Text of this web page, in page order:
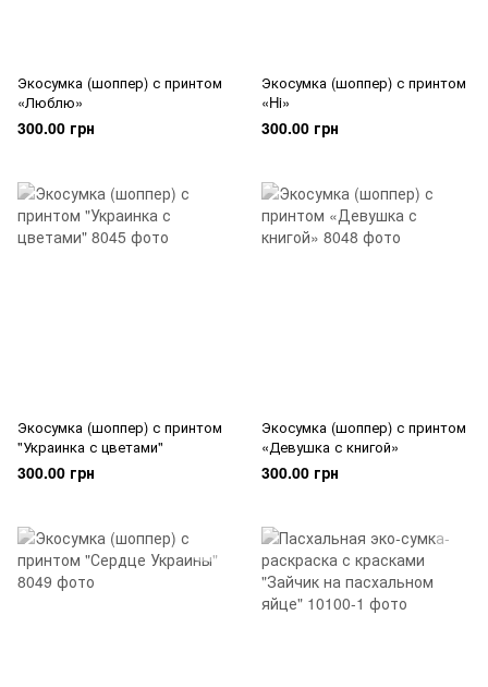
Экосумка (шоппер) с принтом
«Люблю»
300.00 грн
Экосумка (шоппер) с принтом
«Hi»
300.00 грн
Экосумка (шоппер) с принтом
"Украинка с цветами"
300.00 грн
Экосумка (шоппер) с принтом
«Девушка с книгой»
300.00 грн